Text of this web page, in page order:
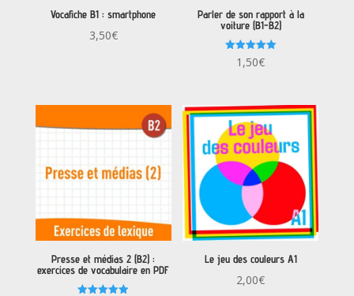
Vocafiche B1 : smartphone
3,50€
Parler de son rapport à la
voiture (B1-B2)
Note
5.00
1,50€
Presse et médias 2 (B2) :
exercices de vocabulaire en PDF
Le jeu des couleurs A1
2,00€